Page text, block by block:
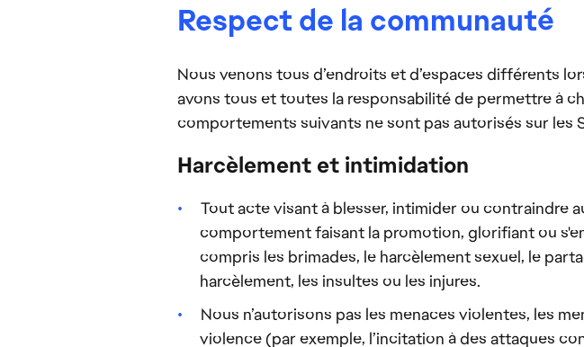
Respect de la communauté
Nous venons tous d’endroits et d’espaces différents
avons tous et toutes la responsabilité de permettre à
comportements suivants ne sont pas autorisés sur les
Harcèlement et intimidation
Tout acte visant à blesser, intimider ou contraindre
comportement faisant la promotion, glorifiant ou
compris les brimades, le harcèlement sexuel, le
harcèlement, les insultes ou les injures.
Nous n’autorisons pas les menaces violentes, les
violence (par exemple, l’incitation à des attaques